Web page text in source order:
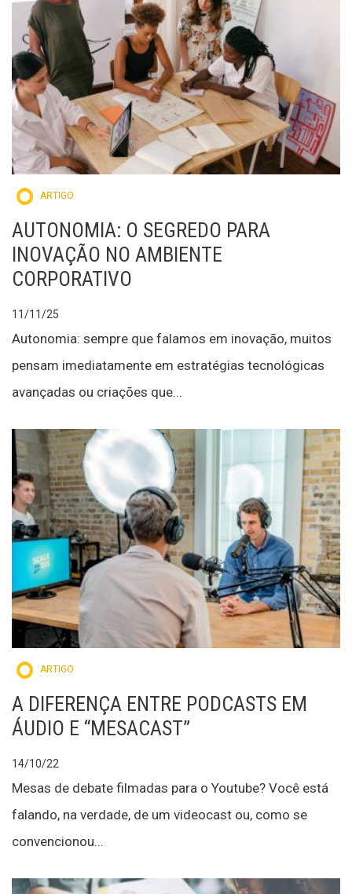
ARTIGO
AUTONOMIA: O SEGREDO PARA
INOVAÇÃO NO AMBIENTE
CORPORATIVO
11/11/25
Autonomia: sempre que falamos em inovação, muitos
pensam imediatamente em estratégias tecnológicas
avançadas ou criações que...
ARTIGO
A DIFERENÇA ENTRE PODCASTS EM
ÁUDIO E “MESACAST”
14/10/22
Mesas de debate filmadas para o Youtube? Você está
falando, na verdade, de um videocast ou, como se
convencionou...